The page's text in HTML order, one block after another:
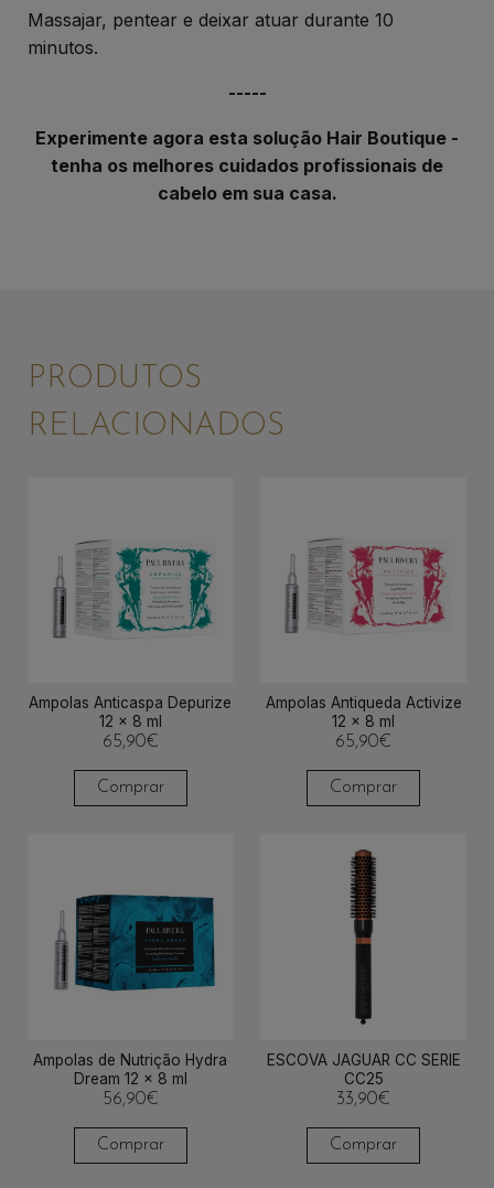
Massajar, pentear e deixar atuar durante 10
minutos.
-----
Experimente agora esta solução Hair Boutique -
tenha os melhores cuidados profissionais de
cabelo em sua casa.
PRODUTOS
RELACIONADOS
Ampolas Anticaspa Depurize
12 x 8 ml
65,90€
Comprar
Ampolas Antiqueda Activize
12 x 8 ml
65,90€
Comprar
Ampolas de Nutrição Hydra
Dream 12 x 8 ml
56,90€
Comprar
ESCOVA JAGUAR CC SERIE
CC25
33,90€
Comprar